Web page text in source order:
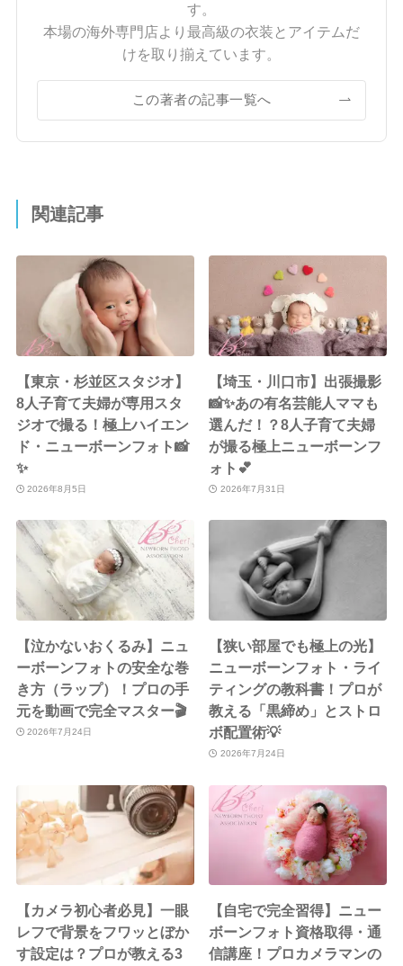
す。
本場の海外専門店より最高級の衣装とアイテムだ
けを取り揃えています。
この著者の記事一覧へ
関連記事
【東京・杉並区スタジオ】
8人子育て夫婦が専用スタ
ジオで撮る！極上ハイエン
ド・ニューボーンフォト📸
✨
2026年8月5日
【埼玉・川口市】出張撮影
📸✨あの有名芸能人ママも
選んだ！？8人子育て夫婦
が撮る極上ニューボーンフ
ォト💕
2026年7月31日
【泣かないおくるみ】ニュ
ーボーンフォトの安全な巻
き方（ラップ）！プロの手
元を動画で完全マスター🎬
2026年7月24日
【狭い部屋でも極上の光】
ニューボーンフォト・ライ
ティングの教科書！プロが
教える「黒締め」とストロ
ボ配置術💡
2026年7月24日
【カメラ初心者必見】一眼
レフで背景をフワッとぼか
す設定は？プロが教える3
【自宅で完全習得】ニュー
ボーンフォト資格取得・通
信講座！プロカメラマンの